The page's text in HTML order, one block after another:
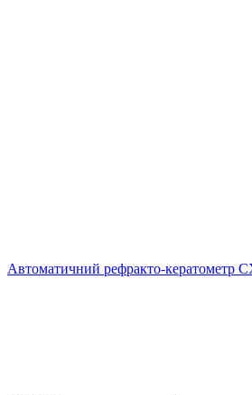
Автоматичний рефракто-кератометр